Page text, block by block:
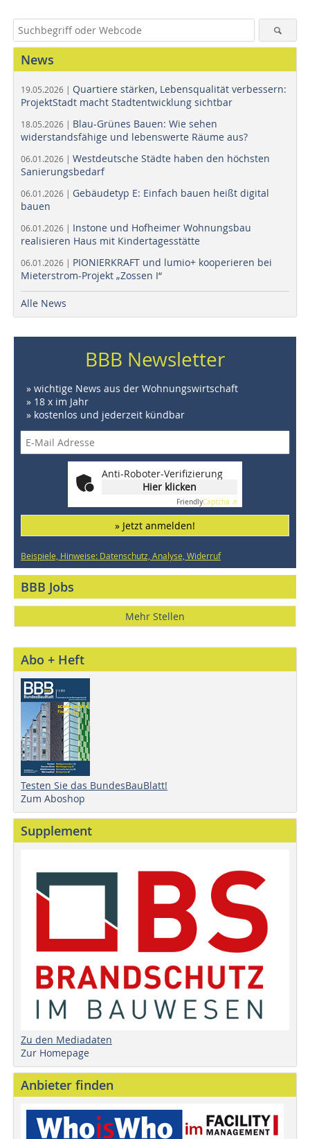
News
19.05.2026 | Quartiere stärken, Lebensqualität verbessern:
ProjektStadt macht Stadtentwicklung sichtbar
18.05.2026 | Blau-Grünes Bauen: Wie sehen
widerstandsfähige und lebenswerte Räume aus?
06.01.2026 | Westdeutsche Städte haben den höchsten
Sanierungsbedarf
06.01.2026 | Gebäudetyp E: Einfach bauen heißt digital
bauen
06.01.2026 | Instone und Hofheimer Wohnungsbau
realisieren Haus mit Kindertagesstätte
06.01.2026 | PIONIERKRAFT und lumio+ kooperieren bei
Mieterstrom-Projekt „Zossen I“
Alle News
BBB Newsletter
» wichtige News aus der Wohnungswirtschaft
» 18 x im Jahr
» kostenlos und jederzeit kündbar
Anti-Roboter-Verifizierung
Hier klicken
FriendlyCaptcha ⇗
» Jetzt anmelden!
Beispiele, Hinweise: Datenschutz, Analyse, Widerruf
BBB Jobs
Mehr Stellen
Abo + Heft
Testen Sie das BundesBauBlatt!
Zum Aboshop
Supplement
Zu den Mediadaten
Zur Homepage
Anbieter finden